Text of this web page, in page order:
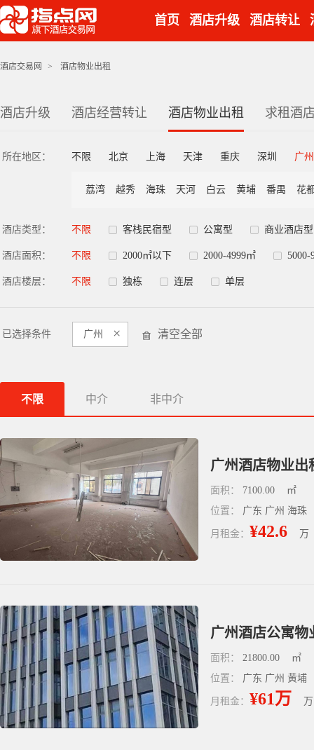
首页 酒店升级 酒店转让
酒店交易网 > 酒店物业出租
酒店升级 酒店经营转让 酒店物业出租 求租酒
所在地区： 不限 北京 上海 天津 重庆 深圳 广州
荔湾 越秀 海珠 天河 白云 黄埔 番禺 花
酒店类型： 不限 客栈民宿型 公寓型 商业酒店型
酒店面积： 不限 2000㎡以下 2000-4999㎡ 5000-
酒店楼层： 不限 独栋 连层 单层
已选择条件 广州 × 清空全部
不限 中介 非中介
广州酒店物业出
面积： 7100.00
㎡
位置： 广东 广州 海珠
月租金： ¥42.6 万
广州酒店公寓物
面积： 21800.00
㎡
位置： 广东 广州 黄埔
月租金： ¥61万 万